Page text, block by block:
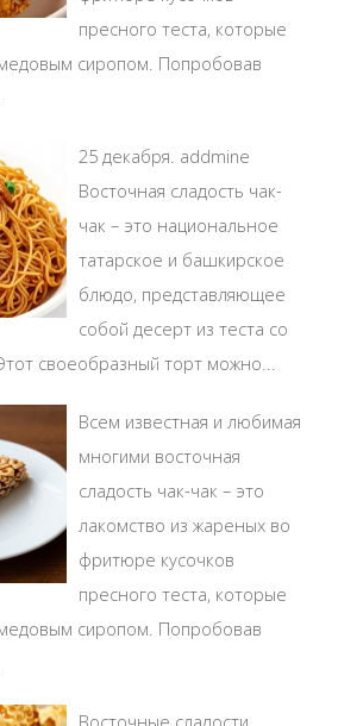
пресного теста, которые
сиропом. Попробовав
25 декабря. addmine
Восточная сладость чак-
чак – это национальное
татарское и башкирское
блюдо, представляющее
собой десерт из теста со
своеобразный торт можно...
Всем известная и любимая
многими восточная
сладость чак-чак – это
лакомство из жареных во
фритюре кусочков
пресного теста, которые
сиропом. Попробовав